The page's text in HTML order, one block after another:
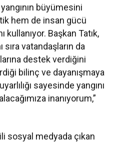
büyümesini
hem de insan gücü
kullanıyor. Başkan Tatık,
sıra vatandaşların da
destek verdiğini
bilinç ve dayanışmaya
sayesinde yangını
inanıyorum,”
sosyal medyada çıkan